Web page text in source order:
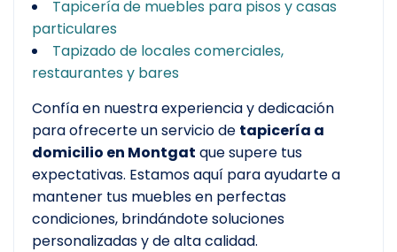
Tapicería de muebles para pisos y casas
particulares
Tapizado de locales comerciales,
restaurantes y bares
Confía en nuestra experiencia y dedicación
para ofrecerte un servicio de tapicería a
domicilio en Montgat que supere tus
expectativas. Estamos aquí para ayudarte a
mantener tus muebles en perfectas
condiciones, brindándote soluciones
personalizadas y de alta calidad.